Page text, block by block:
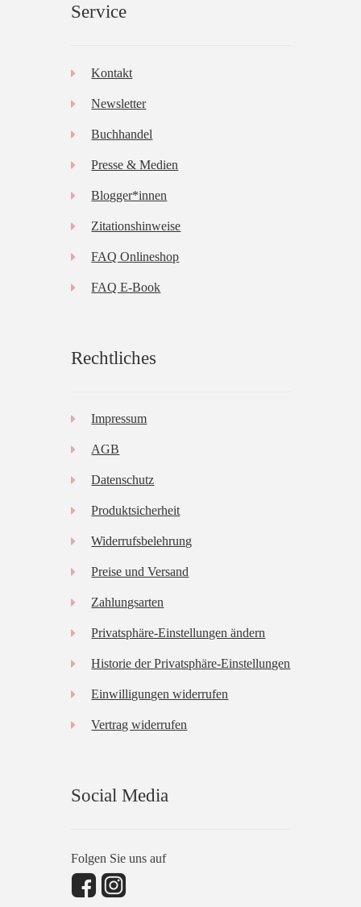
Service
Kontakt
Newsletter
Buchhandel
Presse & Medien
Blogger*innen
Zitationshinweise
FAQ Onlineshop
FAQ E-Book
Rechtliches
Impressum
AGB
Datenschutz
Produktsicherheit
Widerrufsbelehrung
Preise und Versand
Zahlungsarten
Privatsphäre-Einstellungen ändern
Historie der Privatsphäre-Einstellungen
Einwilligungen widerrufen
Vertrag widerrufen
Social Media
Folgen Sie uns auf